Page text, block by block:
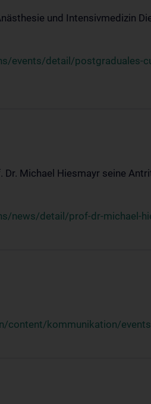
und Intensivmedizin
events/detail/postgraduales-
Michael Hiesmayr seine
news/detail/prof-dr-michael-
content/kommunikation/